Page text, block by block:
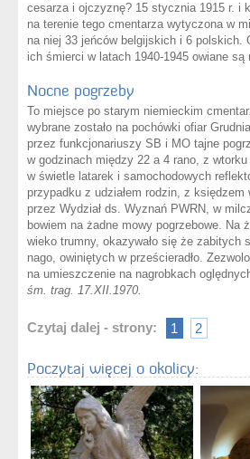
cesarza i ojczyznę? 15 stycznia 1915 r. i
na terenie tego cmentarza wytyczona w
na niej 33 jeńców belgijskich i 6 polskich.
ich śmierci w latach 1940-1945 owiane są
Nocne pogrzeby
To miejsce po starym niemieckim
wybrane zostało na pochówki ofiar
przez funkcjonariuszy SB i MO tajne
w godzinach między 22 a 4 rano, z
w świetle latarek i samochodowych
przypadku z udziałem rodzin, z księdzem
przez Wydział ds. Wyznań PWRN, w
bowiem na żadne mowy pogrzebowe. Na
wieko trumny, okazywało się że zabitych
nago, owiniętych w prześcieradło.
na umieszczenie na nagrobkach
śm. trag. 17.XII.1970.
Czytaj dalej - strony: 1 2
Poczytaj więcej o okolicy: